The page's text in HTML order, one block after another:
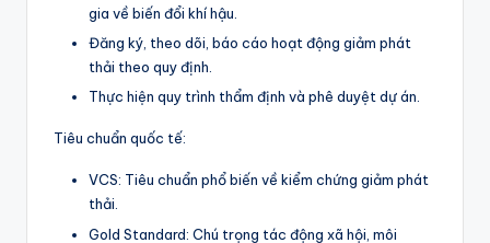
gia về biến đổi khí hậu.
Đăng ký, theo dõi, báo cáo hoạt động giảm phát
thải theo quy định.
Thực hiện quy trình thẩm định và phê duyệt dự án.
Tiêu chuẩn quốc tế:
VCS: Tiêu chuẩn phổ biến về kiểm chứng giảm phát
thải.
Gold Standard: Chú trọng tác động xã hội, môi